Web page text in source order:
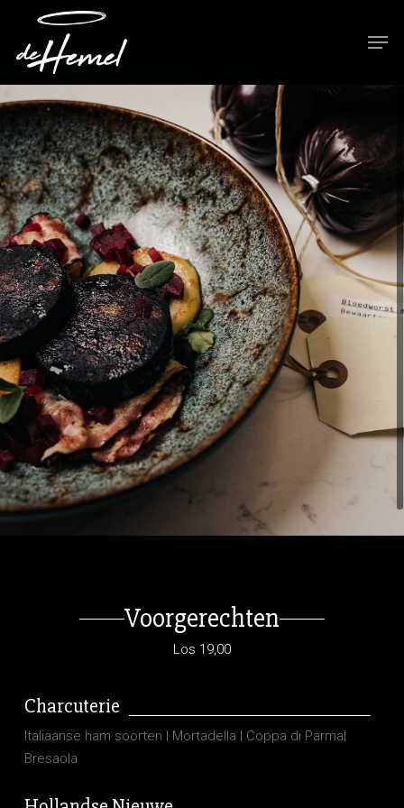
Hit enter to search or ESC to close
Voorgerechten
Los 19,00
Charcuterie
Italiaanse ham soorten | Mortadella | Coppa di Parma|
Bresaola